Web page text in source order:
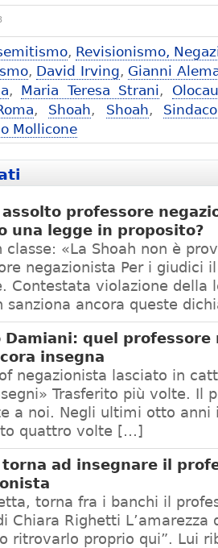
, Revisionismo,
, David Irving, Gianni
, Maria Teresa Strani,
, Shoah, Shoah,
Mollicone
assolto professore
una legge in proposito?
classe: «La Shoah non è
negazionista Per i giudici
Contestata violazione della
sanziona ancora queste
Damiani: quel professore
insegna
negazionista lasciato in
Trasferito più volte. Il
a noi. Negli ultimi otto anni
quattro volte […]
torna ad insegnare il
torna fra i banchi il
Chiara Righetti L’amarezza
ritrovarlo proprio qui”. Lui